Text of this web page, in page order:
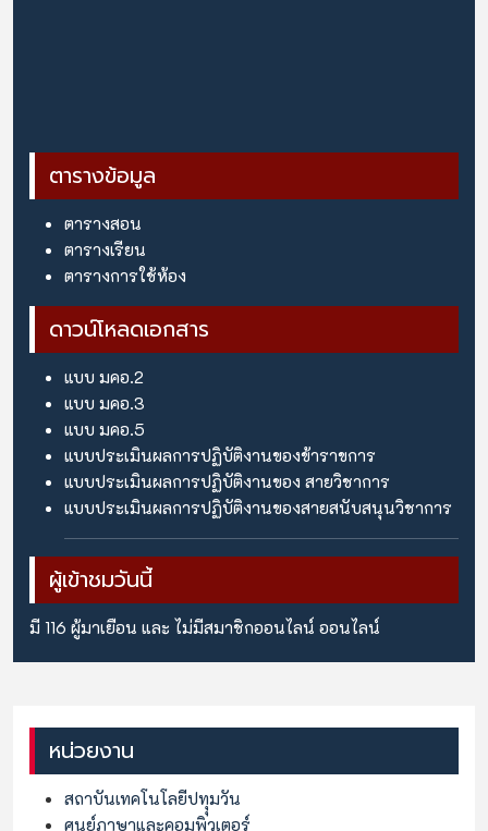
ตารางข้อมูล
ตารางสอน
ตารางเรียน
ตารางการใช้ห้อง
ดาวน์โหลดเอกสาร
แบบ มคอ.2
แบบ มคอ.3
แบบ มคอ.5
แบบประเมินผลการปฏิบัติงานของข้าราขการ
แบบประเมินผลการปฏิบัติงานของ สายวิชาการ
แบบประเมินผลการปฏิบัติงานของสายสนับสนุนวิชาการ
ผู้เข้าชมวันนี้
มี 116 ผู้มาเยือน และ ไม่มีสมาชิกออนไลน์ ออนไลน์
หน่วยงาน
สถาบันเทคโนโลยีปทุุมวัน
ศูนย์ภาษาและคอมพิวเตอร์